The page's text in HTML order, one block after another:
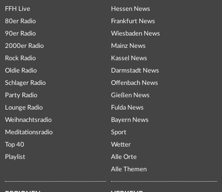
FFH Live
80er Radio
90er Radio
2000er Radio
Rock Radio
Oldie Radio
Schlager Radio
Party Radio
Lounge Radio
Weihnachtsradio
Meditationsradio
Top 40
Playlist
Hessen News
Frankfurt News
Wiesbaden News
Mainz News
Kassel News
Darmstadt News
Offenbach News
Gießen News
Fulda News
Bayern News
Sport
Wetter
Alle Orte
Alle Themen